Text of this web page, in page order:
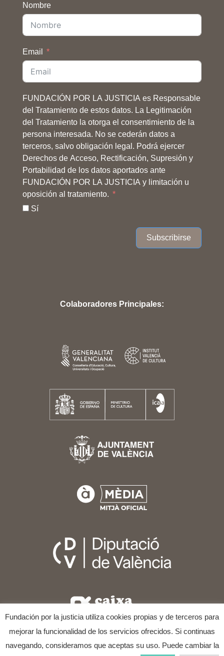
Nombre
Email
FUNDACIÓN POR LA JUSTICIA es Responsable
del Tratamiento de estos datos. La Legitimación
del Tratamiento la otorga el consentimiento de la
persona interesada. No se cederán datos a
terceros, salvo obligación legal. Podrá ejercer
Derechos de Acceso, Rectificación, Supresión y
Portabilidad de los datos aportados ante
FUNDACIÓN POR LA JUSTICIA y limitación u
oposición al tratamiento.
Sí
Subscribirse
Colaboradores Principales:
COPYRIGHT © 2025 FESTIVAL INTERNACIONAL DE CINE